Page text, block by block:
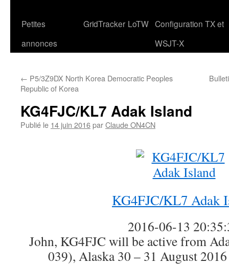
Petites
annonces
GridTracker LoTW Configuration TX et
WSJT-X
← P5/3Z9DX North Korea Democratic Peoples
Republic of Korea
KG4FJC/KL7 Adak Island
Publié le 14 juin 2016parClaude ON4CN
KG4FJC/KL7 Adak
2016-06-13
John, KG4FJC will be active from
039), Alaska 30 – 31 August